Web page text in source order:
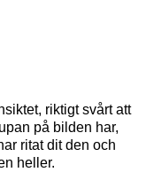
riktigt svårt att
på bilden har,
ritat dit den och
heller.